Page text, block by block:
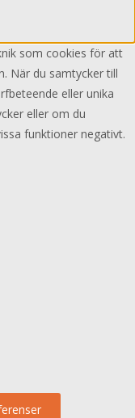
som cookies för att
När du samtycker till
eller unika
eller om du
funktioner negativt.